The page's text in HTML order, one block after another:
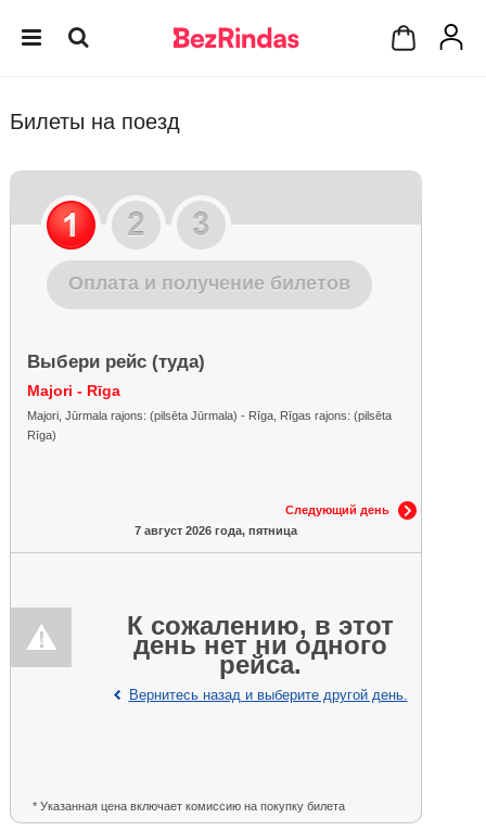
Билеты на поезд
Оплата и получение билетов
Выбери рейс (туда)
Majori - Rīga
Majori, Jūrmala rajons: (pilsēta Jūrmala) - Rīga, Rīgas rajons: (pilsēta
Rīga)
Следующий день
7 август 2026 года, пятница
К сожалению, в этот
день нет ни одного
рейса.
Вернитесь назад и выберите другой день.
* Указанная цена включает комиссию на покупку билета